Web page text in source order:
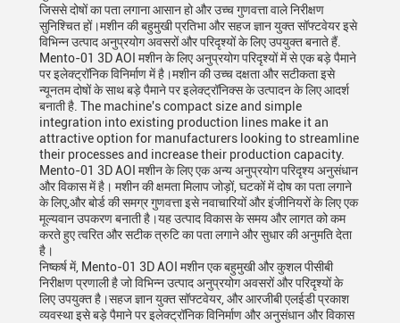
जिससे दोषों का पता लगाना आसान हो और उच्च गुणवत्ता वाले निरीक्षण
सुनिश्चित हों।मशीन की बहुमुखी प्रतिभा और सहज ज्ञान युक्त सॉफ्टवेयर इसे
विभिन्न उत्पाद अनुप्रयोग अवसरों और परिदृश्यों के लिए उपयुक्त बनाते हैं.
Mento-01 3D AOI मशीन के लिए अनुप्रयोग परिदृश्यों में से एक बड़े पैमाने
पर इलेक्ट्रॉनिक विनिर्माण में है।मशीन की उच्च दक्षता और सटीकता इसे
न्यूनतम दोषों के साथ बड़े पैमाने पर इलेक्ट्रॉनिक्स के उत्पादन के लिए आदर्श
बनाती है. The machine's compact size and simple
integration into existing production lines make it an
attractive option for manufacturers looking to streamline
their processes and increase their production capacity.
Mento-01 3D AOI मशीन के लिए एक अन्य अनुप्रयोग परिदृश्य अनुसंधान
और विकास में है। मशीन की क्षमता मिलाप जोड़ों, घटकों में दोष का पता लगाने
के लिए,और बोर्ड की समग्र गुणवत्ता इसे नवाचारियों और इंजीनियरों के लिए एक
मूल्यवान उपकरण बनाती है।यह उत्पाद विकास के समय और लागत को कम
करते हुए त्वरित और सटीक त्रुटि का पता लगाने और सुधार की अनुमति देता
है।
निष्कर्ष में, Mento-01 3D AOI मशीन एक बहुमुखी और कुशल पीसीबी
निरीक्षण प्रणाली है जो विभिन्न उत्पाद अनुप्रयोग अवसरों और परिदृश्यों के
लिए उपयुक्त है।सहज ज्ञान युक्त सॉफ्टवेयर, और आरजीबी एलईडी प्रकाश
व्यवस्था इसे बड़े पैमाने पर इलेक्ट्रॉनिक विनिर्माण और अनुसंधान और विकास